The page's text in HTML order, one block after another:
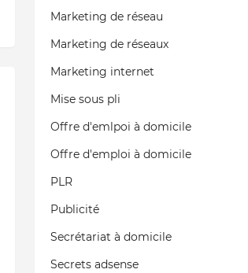
Marketing de réseau
Marketing de réseaux
Marketing internet
Mise sous pli
Offre d'emlpoi à domicile
Offre d'emploi à domicile
PLR
Publicité
Secrétariat à domicile
Secrets adsense